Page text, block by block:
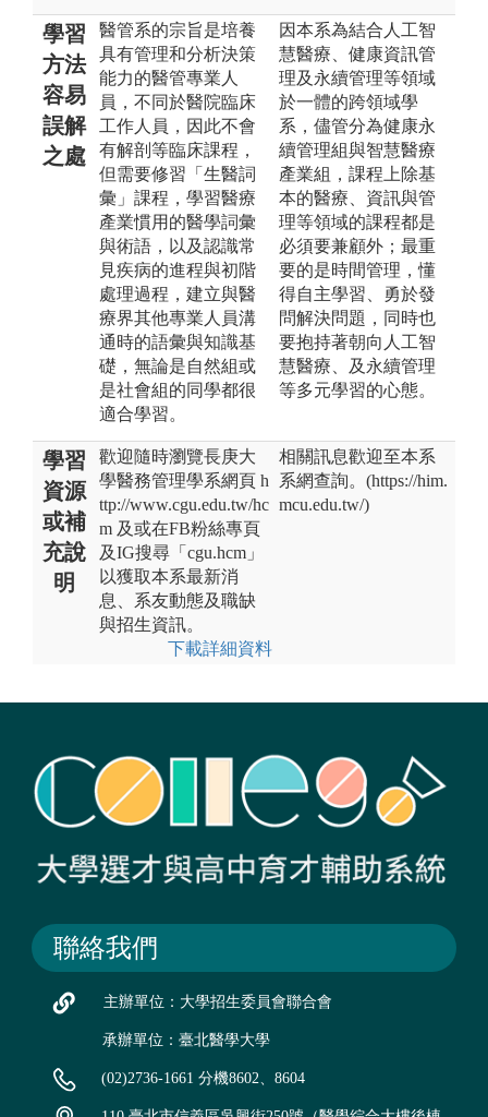
學習
方法
容易
誤解
之處
醫管系的宗旨是培養
具有管理和分析決策
能力的醫管專業人
員，不同於醫院臨床
工作人員，因此不會
有解剖等臨床課程，
但需要修習「生醫詞
彙」課程，學習醫療
產業慣用的醫學詞彙
與術語，以及認識常
見疾病的進程與初階
處理過程，建立與醫
療界其他專業人員溝
通時的語彙與知識基
礎，無論是自然組或
是社會組的同學都很
適合學習。
因本系為結合人工智
慧醫療、健康資訊管
理及永續管理等領域
於一體的跨領域學
系，儘管分為健康永
續管理組與智慧醫療
產業組，課程上除基
本的醫療、資訊與管
理等領域的課程都是
必須要兼顧外；最重
要的是時間管理，懂
得自主學習、勇於發
問解決問題，同時也
要抱持著朝向人工智
慧醫療、及永續管理
等多元學習的心態。
學習
資源
或補
充說
明
歡迎隨時瀏覽長庚大
學醫務管理學系網頁 h
ttp://www.cgu.edu.tw/hc
m 及或在FB粉絲專頁
及IG搜尋「cgu.hcm」
以獲取本系最新消
息、系友動態及職缺
與招生資訊。
下載詳細資料
相關訊息歡迎至本系
系網查詢。(https://him.
mcu.edu.tw/)
聯絡我們
主辦單位：大學招生委員會聯合會
承辦單位：臺北醫學大學
(02)2736-1661 分機8602、8604